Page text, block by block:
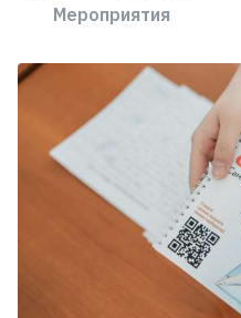
Мероприятия